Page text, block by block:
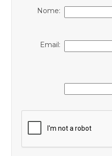
Nome:
Email: